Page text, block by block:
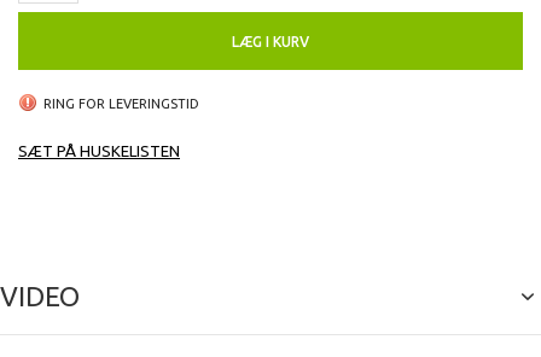
LÆG I KURV
RING FOR LEVERINGSTID
SÆT PÅ HUSKELISTEN
VIDEO